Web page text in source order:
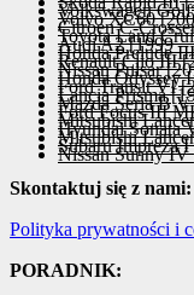
Volkswagen
Volvo XC60
Citroen C-
Toyota Land
Audi A2 [1999 –
Honda Prelude
Renault Clio III
Nissan Pulsar
Honda Odyssey
Ford Transit VI
Lancia Prisma
Mazda Seria B
Ford Focus III
Mitsubishi
Hyundai Sonata
Mitsubishi
Subaru Impreza
Nissan Sunny
Skontaktuj się z nami:
Polityka prywatności i
PORADNIK: